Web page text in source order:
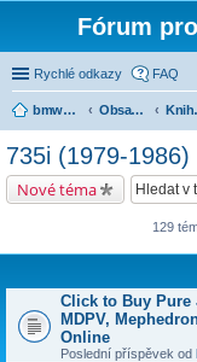
Fórum
Rychlé odkazy FAQ
bmw7er-club.cz Obsah fóra
735i (1979-1986)
Nové téma
129
Click to Buy Pure
MDPV,
Online
Poslední příspěvek od